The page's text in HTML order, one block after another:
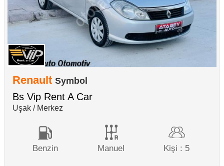
Renault Symbol
Bs Vip Rent A Car
Uşak / Merkez
Benzin Manuel Kişi : 5